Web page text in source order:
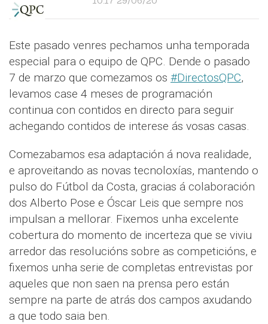
Este pasado venres pechamos unha temporada
especial para o equipo de QPC. Dende o pasado
7 de marzo que comezamos os #DirectosQPC,
levamos case 4 meses de programación
continua con contidos en directo para seguir
achegando contidos de interese ás vosas casas.
Comezabamos esa adaptación á nova realidade,
e aproveitando as novas tecnoloxías, mantendo o
pulso do Fútbol da Costa, gracias á colaboración
dos Alberto Pose e Óscar Leis que sempre nos
impulsan a mellorar. Fixemos unha excelente
cobertura do momento de incerteza que se viviu
arredor das resolucións sobre as competicións, e
fixemos unha serie de completas entrevistas por
aqueles que non saen na prensa pero están
sempre na parte de atrás dos campos axudando
a que todo saia ben.